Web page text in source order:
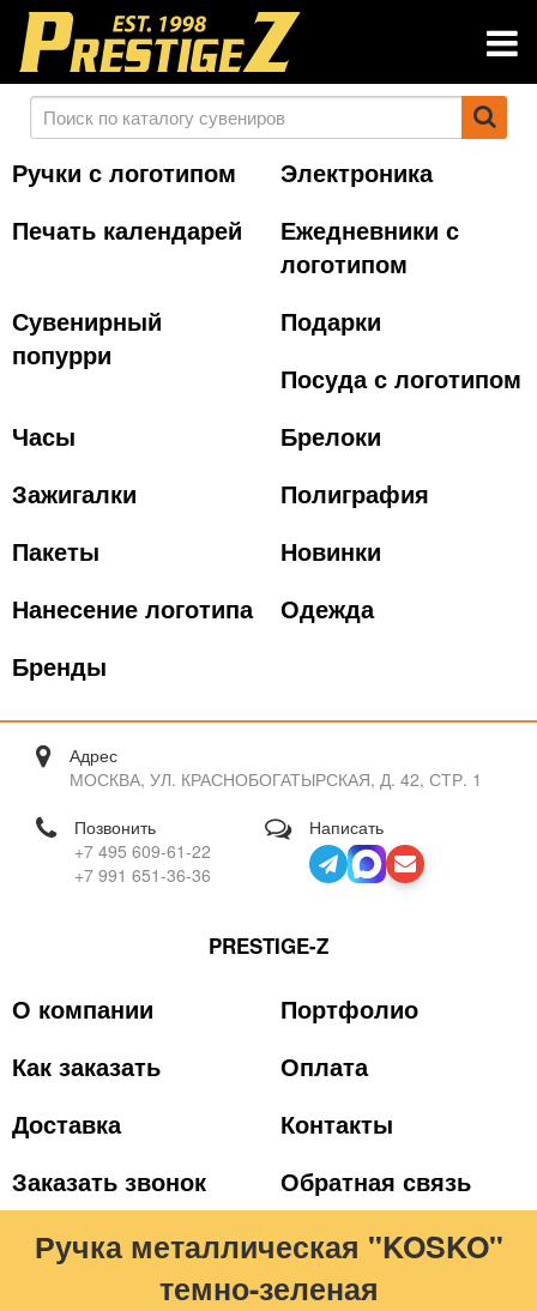
Ручки с логотипом
Электроника
Печать календарей
Ежедневники с
логотипом
Сувенирный
попурри
Подарки
Посуда с логотипом
Часы
Брелоки
Зажигалки
Полиграфия
Пакеты
Новинки
Нанесение логотипа
Одежда
Бренды
Адрес
МОСКВА, УЛ. КРАСНОБОГАТЫРСКАЯ, Д. 42, СТР. 1
Позвонить
+7 495 609-61-22
+7 991 651-36-36
Написать
PRESTIGE-Z
О компании
Портфолио
Как заказать
Оплата
Доставка
Контакты
Заказать звонок
Обратная связь
Ручка металлическая "KOSKO"
темно-зеленая